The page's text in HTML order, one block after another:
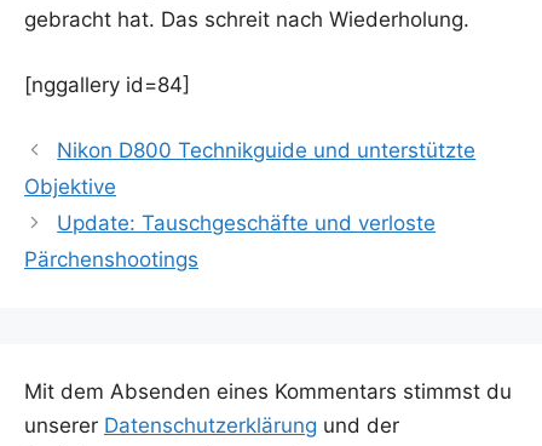
gebracht hat. Das schreit nach Wiederholung.
[nggal­lery id=84]
Nikon D800 Technikguide und unterstützte
Objektive
Update: Tauschgeschäfte und verloste
Pärchenshootings
Mit dem Absenden eines Kommentars stimmst du
unserer Datenschutzerklärung und der